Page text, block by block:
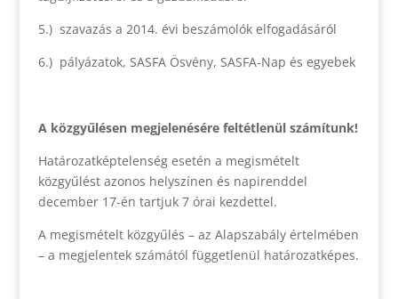
5.) szavazás a 2014. évi beszámolók elfogadásáról
6.) pályázatok, SASFA Ösvény, SASFA-Nap és egyebek
A közgyűlésen megjelenésére feltétlenül számítunk!
Határozatképtelenség esetén a megismételt
közgyűlést azonos helyszínen és napirenddel
december 17-én tartjuk 7 órai kezdettel.
A megismételt közgyűlés – az Alapszabály értelmében
– a megjelentek számától függetlenül határozatképes.